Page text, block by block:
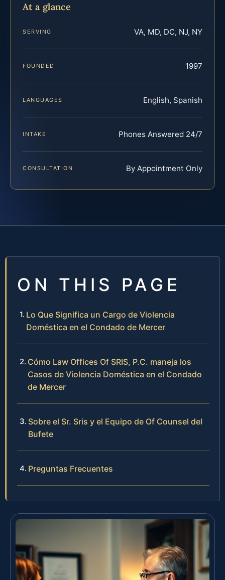
At a glance
SERVING VA, MD, DC, NJ, NY
FOUNDED 1997
LANGUAGES English, Spanish
INTAKE Phones Answered 24/7
CONSULTATION By Appointment Only
ON THIS PAGE
Lo Que Significa un Cargo de Violencia
Doméstica en el Condado de Mercer
Cómo Law Offices Of SRIS, P.C. maneja los
Casos de Violencia Doméstica en el Condado
de Mercer
Sobre el Sr. Sris y el Equipo de Of Counsel del
Bufete
Preguntas Frecuentes